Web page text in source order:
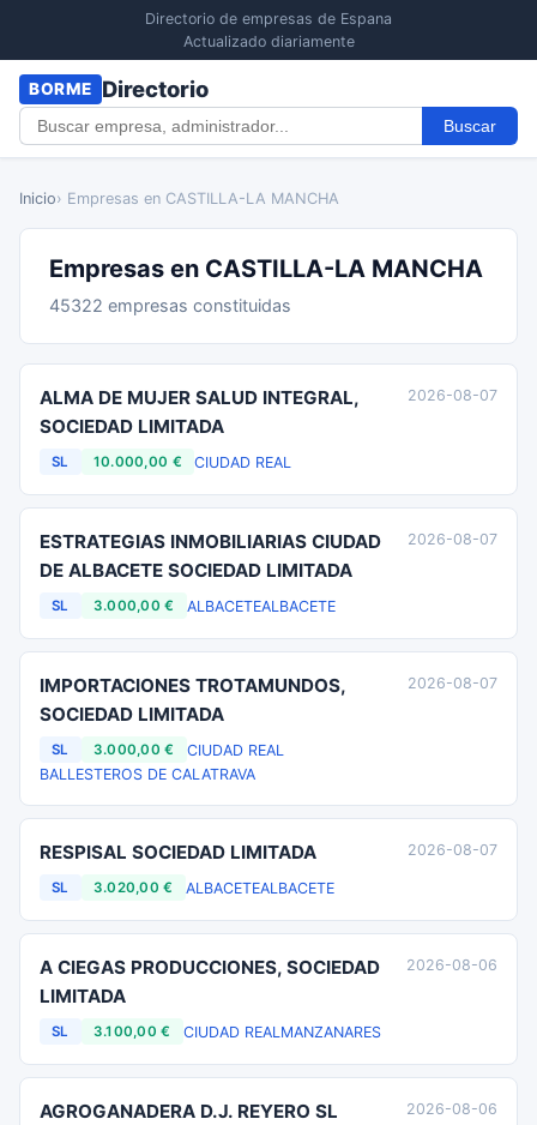
Directorio de empresas de Espana
Actualizado diariamente
BORME Directorio
Buscar
Inicio› Empresas en CASTILLA-LA MANCHA
Empresas en CASTILLA-LA MANCHA
45322 empresas constituidas
ALMA DE MUJER SALUD INTEGRAL,
SOCIEDAD LIMITADA
SL 10.000,00 € CIUDAD REAL
2026-08-07
ESTRATEGIAS INMOBILIARIAS CIUDAD
DE ALBACETE SOCIEDAD LIMITADA
SL 3.000,00 € ALBACETEALBACETE
2026-08-07
IMPORTACIONES TROTAMUNDOS,
SOCIEDAD LIMITADA
SL 3.000,00 €
CIUDAD REAL
BALLESTEROS DE CALATRAVA
2026-08-07
RESPISAL SOCIEDAD LIMITADA
SL 3.020,00 € ALBACETEALBACETE
2026-08-07
A CIEGAS PRODUCCIONES, SOCIEDAD
LIMITADA
SL 3.100,00 € CIUDAD REAL MANZANARES
2026-08-06
AGROGANADERA D.J. REYERO SL 2026-08-06